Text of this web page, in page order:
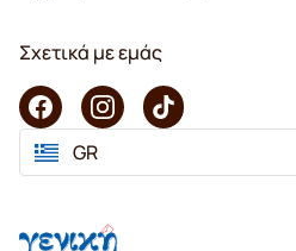
Σχετικά με εμάς
GR